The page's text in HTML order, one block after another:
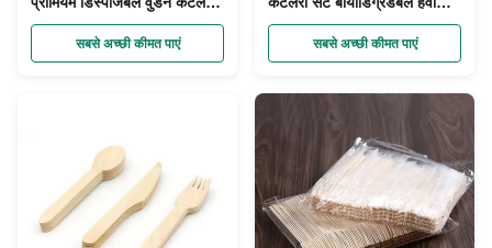
सेट
सबसे अच्छी कीमत पाएं
ड्यूटी
सबसे अच्छी कीमत पाएं